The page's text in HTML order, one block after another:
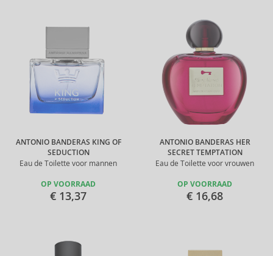
ANTONIO BANDERAS KING OF
SEDUCTION
Eau de Toilette voor mannen
OP VOORRAAD
€ 13,37
ANTONIO BANDERAS HER
SECRET TEMPTATION
Eau de Toilette voor vrouwen
OP VOORRAAD
€ 16,68